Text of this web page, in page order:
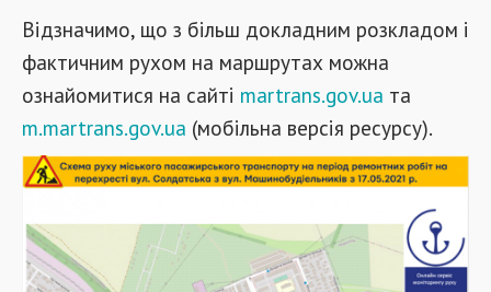
Відзначимо, що з більш докладним розкладом і
фактичним рухом на маршрутах можна
ознайомитися на сайті martrans.gov.ua та
m.martrans.gov.ua (мобільна версія ресурсу).